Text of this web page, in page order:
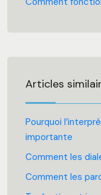
Articles
Pourquoi
importante
Comment les
Comment les